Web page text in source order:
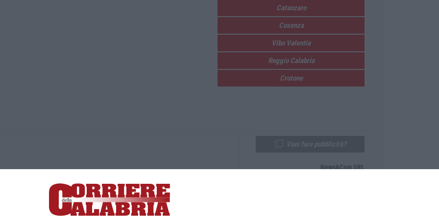
Catanzaro
Cosenza
Vibo Valentia
Reggio Calabria
Crotone
Lamezia Terme (CZ)
responsabile Paola Militano |Privacy
News&Com SRL